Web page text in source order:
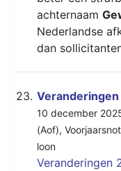
achternaam
Nederlandse
dan
23.
10 december
(Aof),
loon
Veranderingen